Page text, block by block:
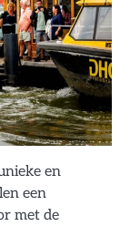
en
een
met de